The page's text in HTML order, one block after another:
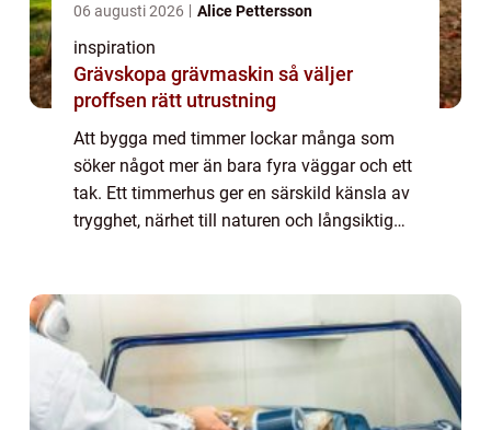
06 augusti 2026 Alice Pettersson
inspiration
Grävskopa grävmaskin så väljer
proffsen rätt utrustning
Att bygga med timmer lockar många som
söker något mer än bara fyra väggar och ett
tak. Ett timmerhus ger en särskild känsla av
trygghet, närhet till naturen och långsiktig